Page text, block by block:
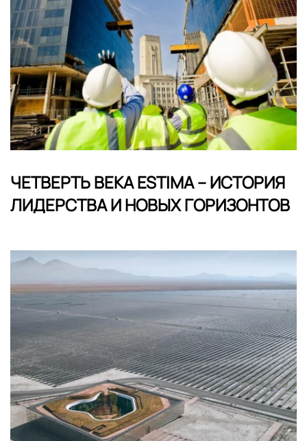
ЧЕТВЕРТЬ ВЕКА ESTIMA – ИСТОРИЯ
ЛИДЕРСТВА И НОВЫХ ГОРИЗОНТОВ